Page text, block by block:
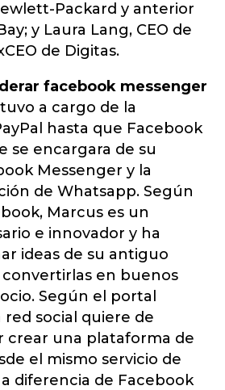
Packard y anterior
y Laura Lang, CEO de
de Digitas.
facebook messenger
a cargo de la
hasta que Facebook
se encargara de su
Messenger y la
de Whatsapp. Según
Marcus es un
e innovador y ha
ideas de su antiguo
en buenos
Según el portal
red social quiere de
crear una plataforma de
el mismo servicio de
diferencia de Facebook